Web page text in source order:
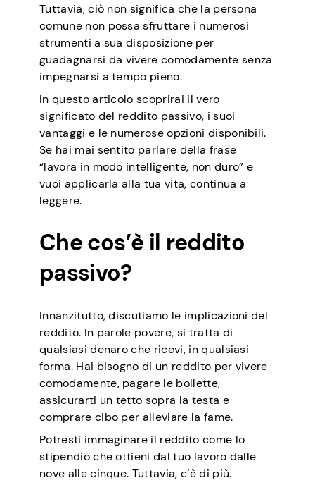
Tuttavia, ciò non significa che la persona
comune non possa sfruttare i numerosi
strumenti a sua disposizione per
guadagnarsi da vivere comodamente senza
impegnarsi a tempo pieno.
In questo articolo scoprirai il vero
significato del reddito passivo, i suoi
vantaggi e le numerose opzioni disponibili.
Se hai mai sentito parlare della frase
“lavora in modo intelligente, non duro” e
vuoi applicarla alla tua vita, continua a
leggere.
Che cos’è il reddito
passivo?
Innanzitutto, discutiamo le implicazioni del
reddito. In parole povere, si tratta di
qualsiasi denaro che ricevi, in qualsiasi
forma. Hai bisogno di un reddito per vivere
comodamente, pagare le bollette,
assicurarti un tetto sopra la testa e
comprare cibo per alleviare la fame.
Potresti immaginare il reddito come lo
stipendio che ottieni dal tuo lavoro dalle
nove alle cinque. Tuttavia, c’è di più.